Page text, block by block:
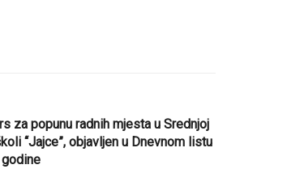
za popunu radnih mjesta u Srednjoj
“Jajce”, objavljen u Dnevnom listu